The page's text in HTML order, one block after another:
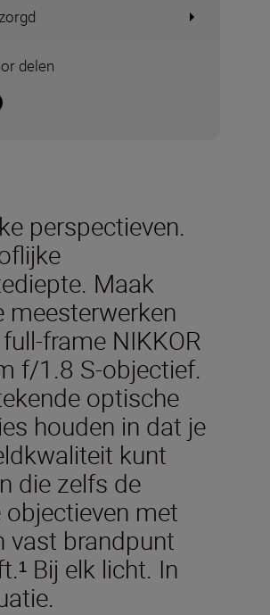
delen
perspectieven.
Maak
meesterwerken
frame NIKKOR
f/1.8 S-objectief.
optische
houden in dat je
kunt
die zelfs de
objectieven met
vast brandpunt
Bij elk licht. In